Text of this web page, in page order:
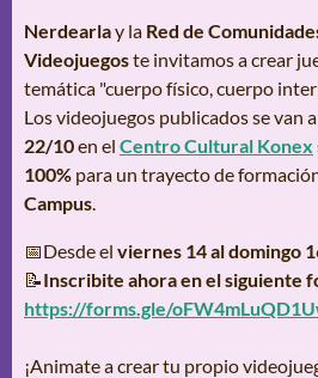
Nerdearlay la Red de
Videojuegoste invitamos a crear
temática "cuerpo físico, cuerpo
Los videojuegos publicados se van
22/10en el Centro Cultural Konex
100% para un trayecto de
Campus.
📅Desde el viernes 14 al domingo
📝Inscribite ahora en el siguiente
https://forms.gle/
¡Animate a crear tu propio